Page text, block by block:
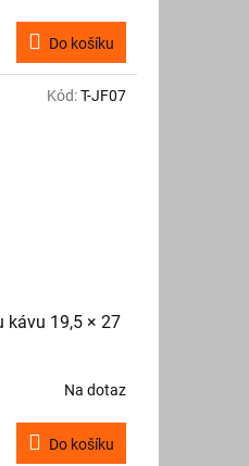
Do košíku
kávu 19,5 × 27
Na dotaz
Do košíku
Kód:T-JF07